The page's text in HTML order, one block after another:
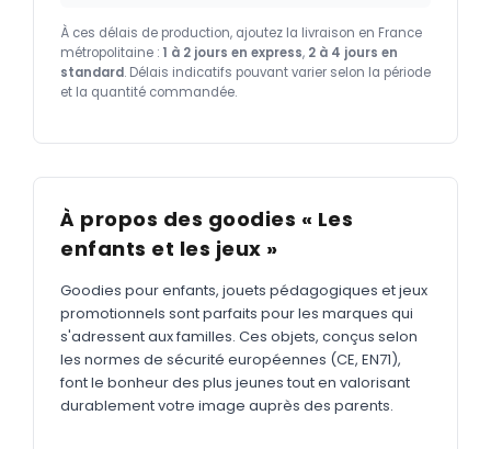
À ces délais de production, ajoutez la livraison en France
métropolitaine : 1 à 2 jours en express, 2 à 4 jours en
standard. Délais indicatifs pouvant varier selon la période
et la quantité commandée.
À propos des goodies « Les
enfants et les jeux »
Goodies pour enfants, jouets pédagogiques et jeux
promotionnels sont parfaits pour les marques qui
s'adressent aux familles. Ces objets, conçus selon
les normes de sécurité européennes (CE, EN71),
font le bonheur des plus jeunes tout en valorisant
durablement votre image auprès des parents.